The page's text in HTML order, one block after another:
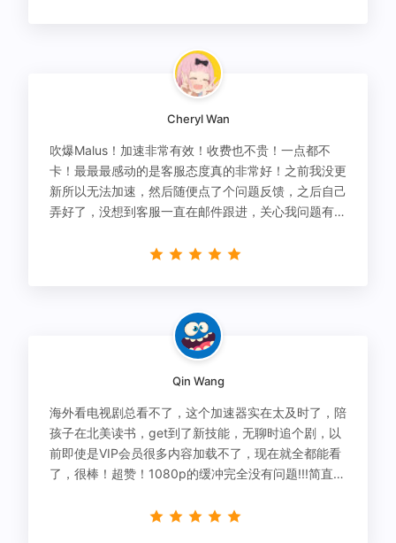
Cheryl Wan
吹爆Malus！加速非常有效！收费也不贵！一点都不
卡！最最最感动的是客服态度真的非常好！之前我没更
新所以无法加速，然后随便点了个问题反馈，之后自己
弄好了，没想到客服一直在邮件跟进，关心我问题有没
Qin Wang
海外看电视剧总看不了，这个加速器实在太及时了，陪
孩子在北美读书，get到了新技能，无聊时追个剧，以
前即使是VIP会员很多内容加载不了，现在就全都能看
了，很棒！超赞！1080p的缓冲完全没有问题!!!简直救